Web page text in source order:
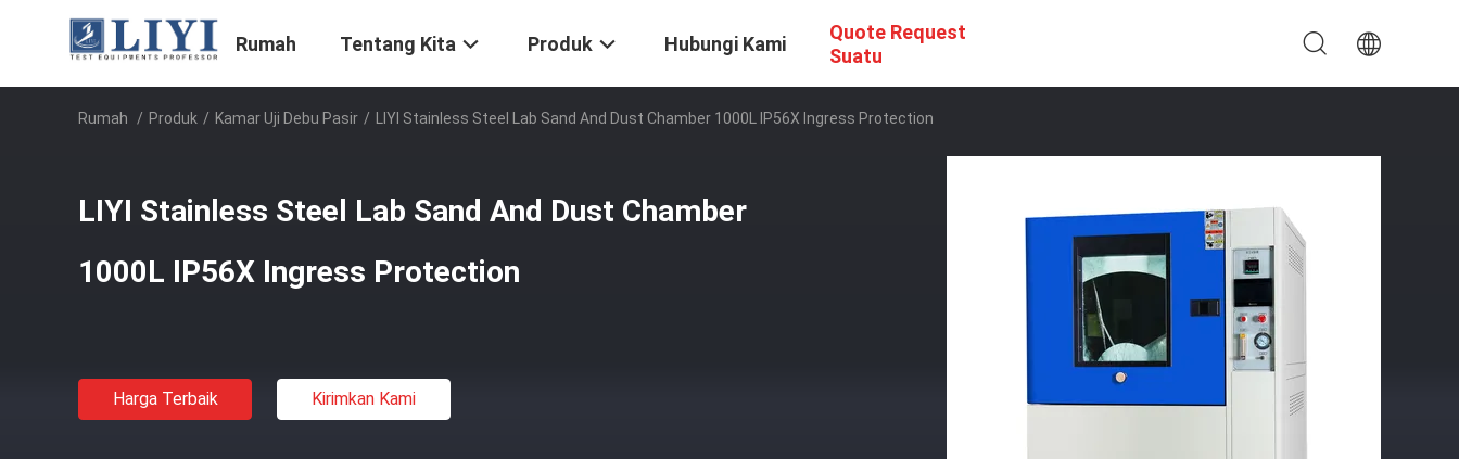
Rumah Tentang Kita Produk Hubungi Kami
Quote Request
Suatu
Rumah / Produk / Kamar Uji Debu Pasir / LIYI Stainless Steel Lab Sand And Dust Chamber 1000L IP56X Ingress Protection
LIYI Stainless Steel Lab Sand And Dust Chamber
1000L IP56X Ingress Protection
Harga Terbaik Kirimkan Kami